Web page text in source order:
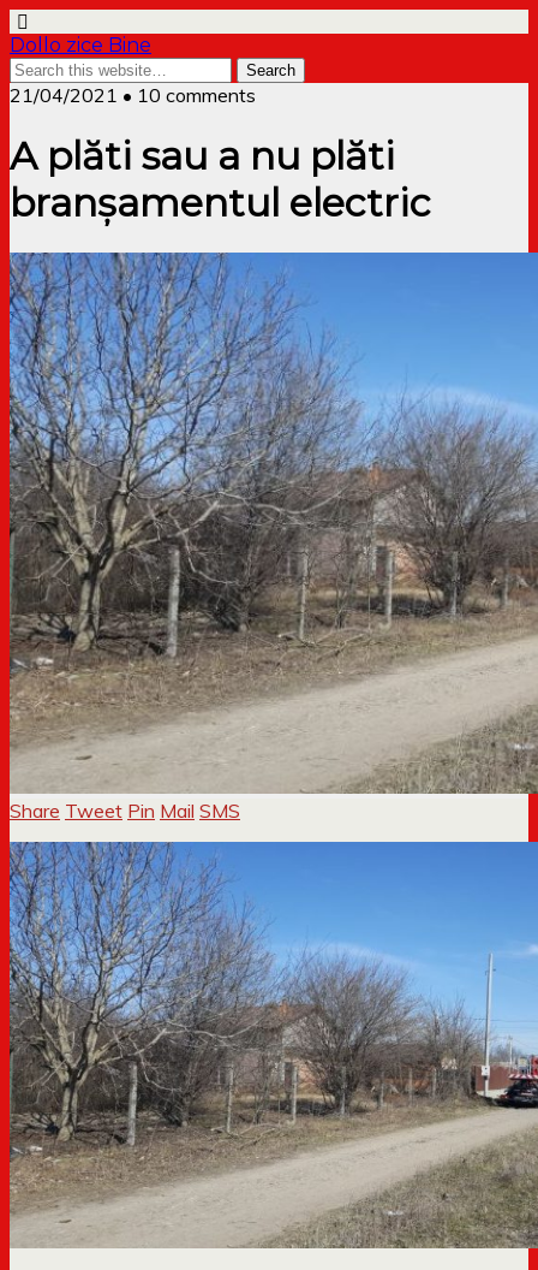
Dollo zice Bine
21/04/2021 • 10 comments
A plăti sau a nu plăti
branșamentul electric
Share Tweet Pin Mail SMS